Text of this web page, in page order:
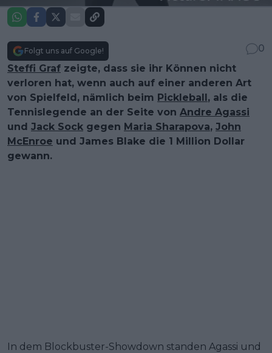
Folgt uns auf Google!
0
Steffi Graf zeigte, dass sie ihr Können nicht
verloren hat, wenn auch auf einer anderen Art
von Spielfeld, nämlich beim Pickleball, als die
Tennislegende an der Seite von Andre Agassi
und Jack Sock gegen Maria Sharapova, John
McEnroe und James Blake die 1 Million Dollar
gewann.
In dem Blockbuster-Showdown standen Agassi und